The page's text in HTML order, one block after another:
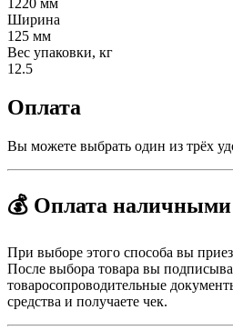
Ширина
125 мм
Вес упаковки, кг
12.5
Оплата
Вы можете выбрать один из трёх
💰 Оплата наличными
При выборе этого способа вы
После выбора товара вы
товаросопроводительные
средства и получаете чек.